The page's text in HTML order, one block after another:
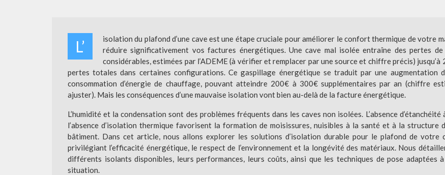
L’
isolation du plafond d’une cave est une étape cruciale pour améliorer le confort thermique de votre
réduire significativement vos factures énergétiques. Une cave mal isolée entraîne des pertes de
considérables, estimées par l’ADEME (à vérifier et remplacer par une source et chiffre précis) jusqu’à
pertes totales dans certaines configurations. Ce gaspillage énergétique se traduit par une augmentation
consommation d’énergie de chauffage, pouvant atteindre 200€ à 300€ supplémentaires par an (chiffre
ajuster). Mais les conséquences d’une mauvaise isolation vont bien au-delà de la facture énergétique.
L’humidité et la condensation sont des problèmes fréquents dans les caves non isolées. L’absence d’étanchéité
l’absence d’isolation thermique favorisent la formation de moisissures, nuisibles à la santé et à la structure
bâtiment. Dans cet article, nous allons explorer les solutions d’isolation durable pour le plafond de votre
privilégiant l’efficacité énergétique, le respect de l’environnement et la longévité des matériaux. Nous
différents isolants disponibles, leurs performances, leurs coûts, ainsi que les techniques de pose adaptées
situation.